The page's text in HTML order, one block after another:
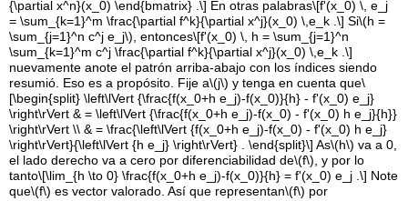
{\partial x^n}(x_0) \end{bmatrix} .\] En otras palabras\[f'(x_0) \, e_j
= \sum_{k=1}^m \frac{\partial f^k}{\partial x^j}(x_0) \,e_k .\] Si\(h =
\sum_{j=1}^n c^j e_j\) , entonces\[f'(x_0) \, h = \sum_{j=1}^n
\sum_{k=1}^m c^j \frac{\partial f^k}{\partial x^j}(x_0) \,e_k .\]
nuevamente anote el patrón arriba-abajo con los índices siendo
resumió. Eso es a propósito. Fije a\(j\) y tenga en cuenta que\
[\begin{split} \left\lVert {\frac{f(x_0+h e_j)-f(x_0)}{h} - f'(x_0) e_j}
\right\rVert & = \left\lVert {\frac{f(x_0+h e_j)-f(x_0) - f'(x_0) h e_j}{h}}
\right\rVert \\ & = \frac{\left\lVert {f(x_0+h e_j)-f(x_0) - f'(x_0) h e_j}
\right\rVert}{\left\lVert {h e_j} \right\rVert} . \end{split}\] As\(h\) va a 0,
el lado derecho va a cero por diferenciabilidad de\(f\) , y por lo
tanto\[\lim_{h \to 0} \frac{f(x_0+h e_j)-f(x_0)}{h} = f'(x_0) e_j .\] Note
que\(f\) es vector valorado. Así que representan\(f\) por